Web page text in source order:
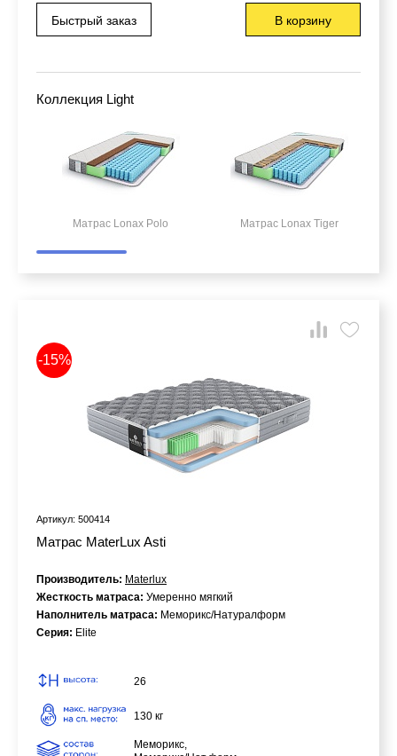
Быстрый заказ В корзину
Коллекция Light
Матрас Lonax Polo Матрас Lonax Tiger
-15%
Артикул: 500414
Матрас MaterLux Asti
26
130 кг
Меморикс,
Производитель: Materlux
Жесткость матраса: Умеренно мягкий
Наполнитель матраса: Меморикс/Натуралформ
Серия: Elite